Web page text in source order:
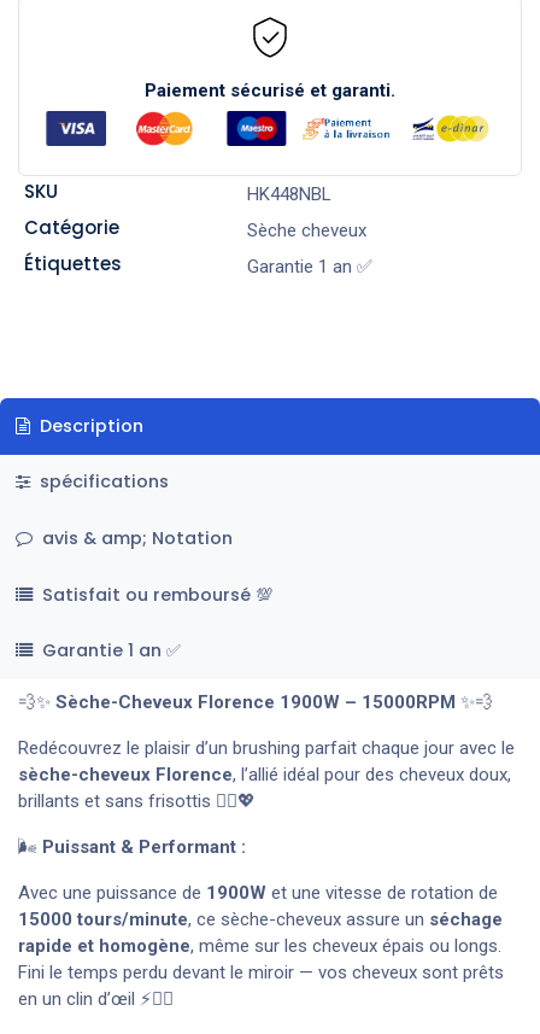
Paiement sécurisé et garanti.
SKU HK448NBL
Catégorie Sèche cheveux
Étiquettes Garantie 1 an ✅
Description
spécifications
avis & amp; Notation
Satisfait ou remboursé 💯
Garantie 1 an ✅
💨✨ Sèche-Cheveux Florence 1900W – 15000RPM ✨💨
Redécouvrez le plaisir d’un brushing parfait chaque jour avec le
sèche-cheveux Florence, l’allié idéal pour des cheveux doux,
brillants et sans frisottis 💁‍♀️💖
🌬️ Puissant & Performant :
Avec une puissance de 1900W et une vitesse de rotation de
15000 tours/minute, ce sèche-cheveux assure un séchage
rapide et homogène, même sur les cheveux épais ou longs.
Fini le temps perdu devant le miroir — vos cheveux sont prêts
en un clin d’œil ⚡💇‍♀️